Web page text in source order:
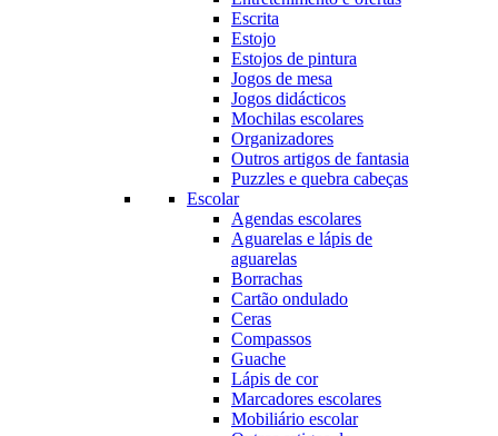
Escrita
Estojo
Estojos de pintura
Jogos de mesa
Jogos didácticos
Mochilas escolares
Organizadores
Outros artigos de fantasia
Puzzles e quebra cabeças
Escolar
Agendas escolares
Aguarelas e lápis de
aguarelas
Borrachas
Cartão ondulado
Ceras
Compassos
Guache
Lápis de cor
Marcadores escolares
Mobiliário escolar